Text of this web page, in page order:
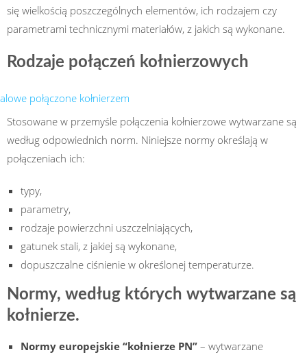
się wielkością poszczególnych elementów, ich rodzajem czy
parametrami technicznymi materiałów, z jakich są wykonane.
Rodzaje połączeń kołnierzowych
Stosowane w przemyśle połączenia kołnierzowe wytwarzane są
według odpowiednich norm. Niniejsze normy określają w
połączeniach ich:
typy,
parametry,
rodzaje powierzchni uszczelniających,
gatunek stali, z jakiej są wykonane,
dopuszczalne ciśnienie w określonej temperaturze.
Normy, według których wytwarzane są
kołnierze.
Normy europejskie “kołnierze PN” – wytwarzane